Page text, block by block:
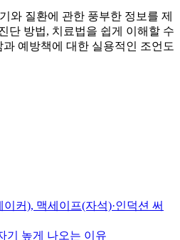
와 질환에 관한 풍부한 정보를 제
단 방법, 치료법을 쉽게 이해할 수
예방책에 대한 실용적인 조언도
커), 맥세이프(자석)·인덕션 써
기 높게 나오는 이유